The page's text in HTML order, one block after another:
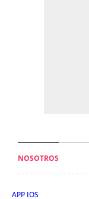
NOSOTROS
APP IOS